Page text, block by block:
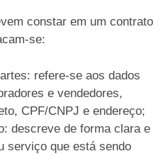
constar em um contrato
se:
refere-se aos dados
e vendedores,
CPF/CNPJ e endereço;
descreve de forma clara e
serviço que está sendo